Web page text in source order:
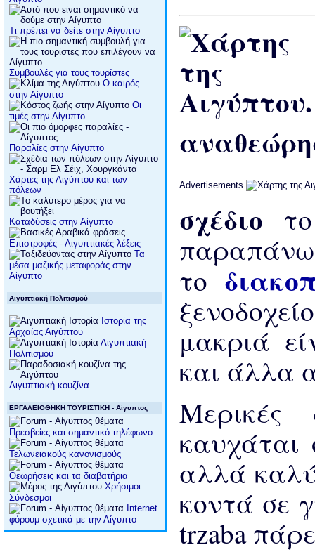
Τι πρέπει να δείτε στην Αίγυπτο
Συμβουλές για τους τουρίστες
Ο καιρός
στην Αίγυπτο
Οι
τιμές στην Αίγυπτο
Παραλίες στην Αίγυπτο
Χάρτες της Αιγύπτου και των
πόλεων
Καταδύσεις στην Αίγυπτο
Επιστροφές - Αιγυπτιακές λέξεις
Τα
μέσα μαζικής μεταφοράς στην
Αίγυπτο
Αιγυπτιακή Πολιτισμού
Ιστορία της
Αρχαίας Αιγύπτου
Αιγυπτιακή
Πολιτισμού
Αιγυπτιακή κουζίνα
ΕΡΓΑΛΕΙΟΘΗΚΗ ΤΟΥΡΙΣΤΙΚΗ - Αίγυπτος
Πρεσβείες και σημαντικό τηλέφωνο
Τελωνειακούς κανονισμούς
Θεωρήσεις και τα διαβατήρια
Χρήσιμοι
Σύνδεσμοι
Internet
φόρουμ σχετικά με την Αίγυπτο
Advertisements
σχέδιο
παραπάνω
το
μακριά
και άλλα
Μερικές
καυχάται
αλλά
κοντά σε
trzaba